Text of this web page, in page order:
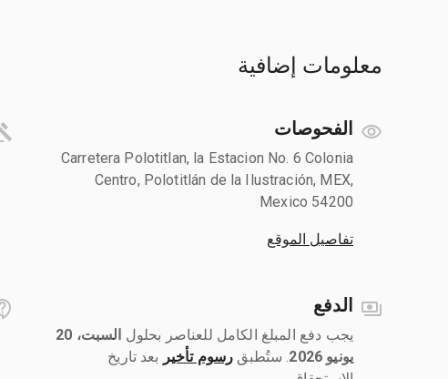
معلومات إضافية
الفحوصات
Carretera Polotitlan, la Estacion No. 6 Colonia
Centro, Polotitlán de la Ilustración, MEX,
Mexico 54200
تفاصيل الموقع
الدفع
يجب دفع المبلغ الكامل للعناصر بحلول ‎
السبت، 20
يونيو 2026
رسوم تأخير بعد تاريخ